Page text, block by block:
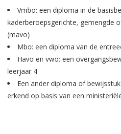
Vmbo: een diploma in de
kaderberoepsgerichte, gemengde
(mavo)
Mbo: een diploma van de
Havo en vwo: een
leerjaar 4
Een ander diploma of
erkend op basis van een